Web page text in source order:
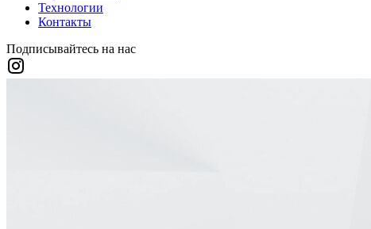
Технологии
Контакты
Подписывайтесь на нас